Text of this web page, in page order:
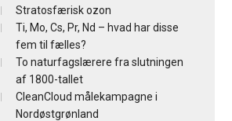
Stratosfærisk ozon
Ti, Mo, Cs, Pr, Nd – hvad har disse
fem til fælles?
To naturfagslærere fra slutningen
af 1800-tallet
CleanCloud målekampagne i
Nordøstgrønland